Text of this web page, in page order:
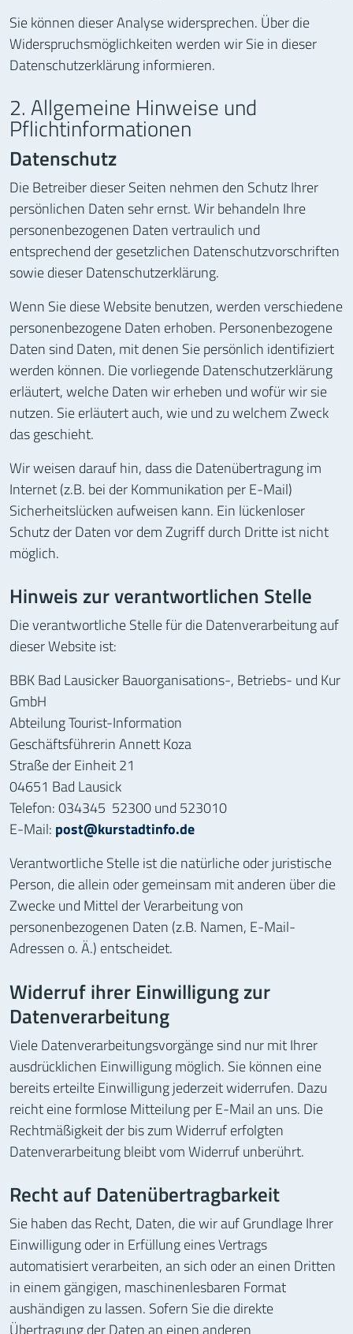
Sie können dieser Analyse widersprechen. Über die
Widerspruchsmöglichkeiten werden wir Sie in dieser
Datenschutzerklärung informieren.
2. Allgemeine Hinweise und
Pflichtinformationen
Datenschutz
Die Betreiber dieser Seiten nehmen den Schutz Ihrer
persönlichen Daten sehr ernst. Wir behandeln Ihre
personenbezogenen Daten vertraulich und
entsprechend der gesetzlichen Datenschutzvorschriften
sowie dieser Datenschutzerklärung.
Wenn Sie diese Website benutzen, werden verschiedene
personenbezogene Daten erhoben. Personenbezogene
Daten sind Daten, mit denen Sie persönlich identifiziert
werden können. Die vorliegende Datenschutzerklärung
erläutert, welche Daten wir erheben und wofür wir sie
nutzen. Sie erläutert auch, wie und zu welchem Zweck
das geschieht.
Wir weisen darauf hin, dass die Datenübertragung im
Internet (z.B. bei der Kommunikation per E-Mail)
Sicherheitslücken aufweisen kann. Ein lückenloser
Schutz der Daten vor dem Zugriff durch Dritte ist nicht
möglich.
Hinweis zur verantwortlichen Stelle
Die verantwortliche Stelle für die Datenverarbeitung auf
dieser Website ist:
BBK Bad Lausicker Bauorganisations-, Betriebs- und Kur
GmbH
Abteilung Tourist-Information
Geschäftsführerin Annett Koza
Straße der Einheit 21
04651 Bad Lausick
Telefon: 034345 52300 und 523010
E-Mail: post@kurstadtinfo.de
Verantwortliche Stelle ist die natürliche oder juristische
Person, die allein oder gemeinsam mit anderen über die
Zwecke und Mittel der Verarbeitung von
personenbezogenen Daten (z.B. Namen, E-Mail-
Adressen o. Ä.) entscheidet.
Widerruf ihrer Einwilligung zur
Datenverarbeitung
Viele Datenverarbeitungsvorgänge sind nur mit Ihrer
ausdrücklichen Einwilligung möglich. Sie können eine
bereits erteilte Einwilligung jederzeit widerrufen. Dazu
reicht eine formlose Mitteilung per E-Mail an uns. Die
Rechtmäßigkeit der bis zum Widerruf erfolgten
Datenverarbeitung bleibt vom Widerruf unberührt.
Recht auf Datenübertragbarkeit
Sie haben das Recht, Daten, die wir auf Grundlage Ihrer
Einwilligung oder in Erfüllung eines Vertrags
automatisiert verarbeiten, an sich oder an einen Dritten
in einem gängigen, maschinenlesbaren Format
aushändigen zu lassen. Sofern Sie die direkte
Übertragung der Daten an einen anderen